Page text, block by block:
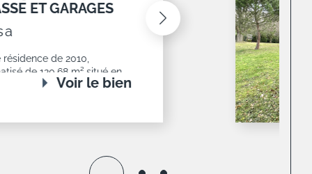
sud
et
Voir le bien